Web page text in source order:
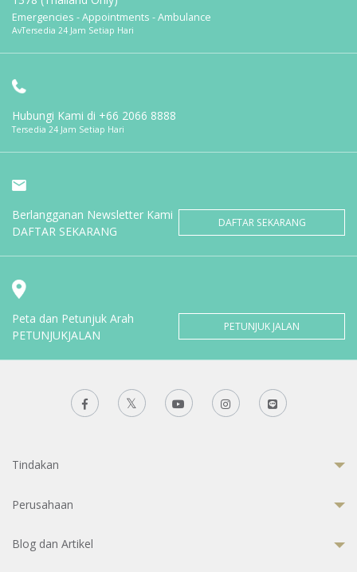
Emergencies - Appointments - Ambulance
AvTersedia 24 Jam Setiap Hari
Hubungi Kami di +66 2066 8888
Tersedia 24 Jam Setiap Hari
Berlangganan Newsletter Kami
DAFTAR SEKARANG
DAFTAR SEKARANG
Peta dan Petunjuk Arah
PETUNJUKJALAN
PETUNJUK JALAN
Tindakan
Perusahaan
Blog dan Artikel